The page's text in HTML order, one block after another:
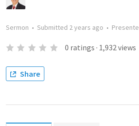
Sermon • Submitted 2 years ago •
0 ratings · 1,932views
Share